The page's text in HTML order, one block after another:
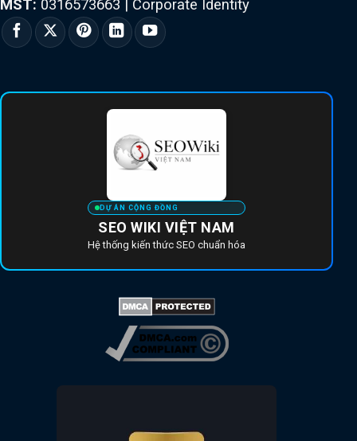
MST: 0316573663 Corporate Identity
DỰ ÁN CỘNG ĐỒNG
SEO WIKI VIỆT NAM
Hệ thống kiến thức SEO chuẩn hóa